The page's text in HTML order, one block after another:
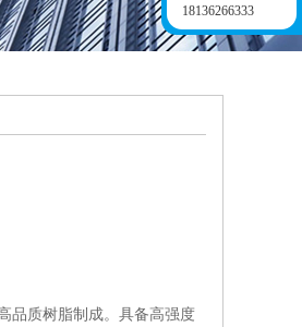
品质树脂制成。具备高强度
18136266333